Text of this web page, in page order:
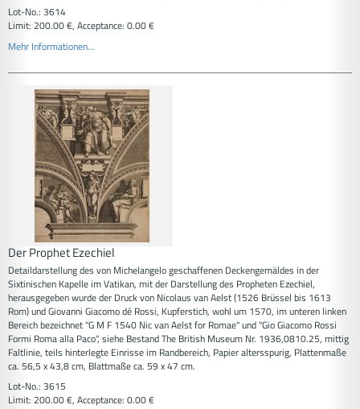
Lot-No.: 3614
Limit: 200.00 €, Acceptance: 0.00 €
Mehr Informationen...
Der Prophet Ezechiel
Detaildarstellung des von Michelangelo geschaffenen Deckengemäldes in der
Sixtinischen Kapelle im Vatikan, mit der Darstellung des Propheten Ezechiel,
herausgegeben wurde der Druck von Nicolaus van Aelst (1526 Brüssel bis 1613
Rom) und Giovanni Giacomo dé Rossi, Kupferstich, wohl um 1570, im unteren linken
Bereich bezeichnet "G M F 1540 Nic van Aelst for Romae" und "Gio Giacomo Rossi
Formi Roma alla Paco", siehe Bestand The British Museum Nr. 1936,0810.25, mittig
Faltlinie, teils hinterlegte Einrisse im Randbereich, Papier altersspurig, Plattenmaße
ca. 56,5 x 43,8 cm, Blattmaße ca. 59 x 47 cm.
Lot-No.: 3615
Limit: 200.00 €, Acceptance: 0.00 €